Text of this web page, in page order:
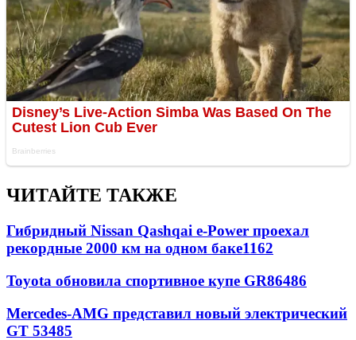
ЧИТАЙТЕ ТАКЖЕ
Гибридный Nissan Qashqai e-Power проехал
рекордные 2000 км на одном баке1162
Toyota обновила спортивное купе GR86486
Mercedes-AMG представил новый электрический
GT 53485